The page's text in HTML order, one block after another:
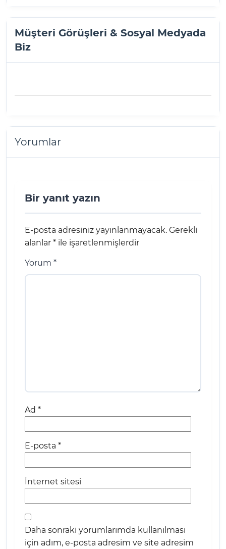
Müşteri Görüşleri & Sosyal Medyada
Biz
Yorumlar
Bir yanıt yazın
E-posta adresiniz yayınlanmayacak. Gerekli
alanlar * ile işaretlenmişlerdir
Yorum *
Ad *
E-posta *
İnternet sitesi
Daha sonraki yorumlarımda kullanılması
için adım, e-posta adresim ve site adresim